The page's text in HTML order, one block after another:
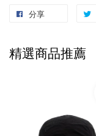
分享
精選商品推薦